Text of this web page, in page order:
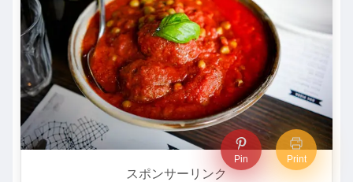
Pin Print
スポンサーリンク